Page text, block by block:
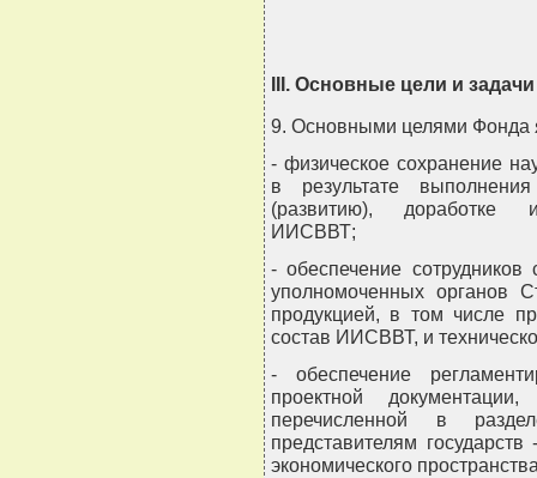
III. Основные цели и
9. Основными целями Фонда
- физическое сохранение
в результате
(развитию), доработке
ИИСВВТ;
- обеспечение сотрудников
уполномоченных органов
продукцией, в том числе
состав ИИСВВТ, и
- обеспечение
проектной
перечисленной в
представителям
экономического